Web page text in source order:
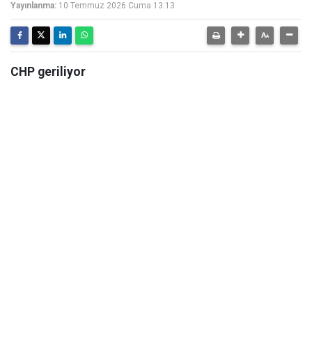
Yayınlanma: 10 Temmuz 2026 Cuma 13:13
CHP geriliyor